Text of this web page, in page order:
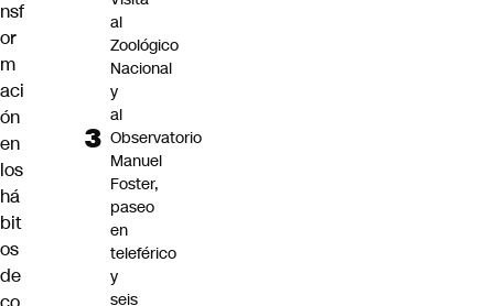
nsf
or
m
aci
ón
en
los
há
bit
os
de
al
Zoológico
Nacional
y
al
Observatorio
Manuel
Foster,
paseo
en
teleférico
y
seis